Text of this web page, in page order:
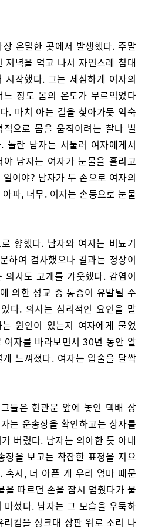
은밀한 곳에서 발생했다. 주말
저녁을 먹고 나서 자연스레 침대
작했다. 그는 세심하게 여자의
정도 몸의 온도가 무르익었다
. 마치 아는 길을 찾아가듯 익숙
으로 몸을 움직이려는 찰나 별
놀란 남자는 서둘러 여자에게서
남자는 여자가 눈물을 흘리고
이야? 남자가 두 손으로 여자의
파, 너무. 여자는 손등으로 눈물
향했다. 남자와 여자는 비뇨기
하여 검사했으나 결과는 정상이
의사도 고개를 갸웃했다. 감염이
의한 성교 중 통증이 유발될 수
다. 의사는 심리적인 요인을 말
원인이 있는지 여자에게 물었
여자를 바라보면서 30년 동안 알
느껴졌다. 여자는 입술을 달싹
들은 현관문 앞에 놓인 택배 상
는 운송장을 확인하고는 상자를
버렸다. 남자는 의아한 듯 아내
장을 보고는 착잡한 표정을 지으
혹시, 너 아픈 게 우리 엄마 때문
을 따르던 손을 잠시 멈췄다가 물
셨다. 남자는 그 모습을 우둑하
컵을 싱크대 상판 위로 소리 나